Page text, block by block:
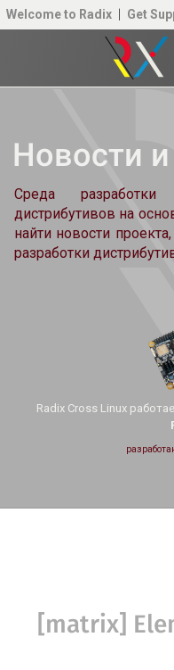
Welcome to Radix Get
Новости и
Среда
дистрибутивов на
найти новости
разработки
Radix Cross Linux
[matrix]